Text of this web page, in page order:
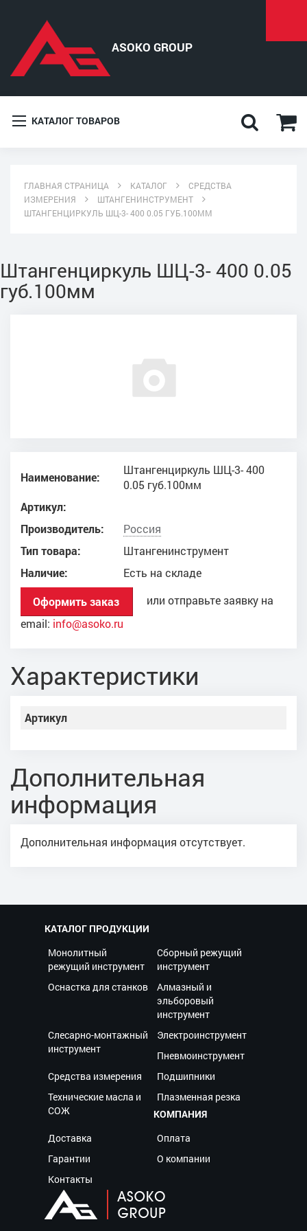
КАТАЛОГ ТОВАРОВ
ГЛАВНАЯ СТРАНИЦА КАТАЛОГ
СРЕДСТВА
ИЗМЕРЕНИЯ
ШТАНГЕНИНСТРУМЕНТ
ШТАНГЕНЦИРКУЛЬ ШЦ-3- 400 0.05 ГУБ.100ММ
Штангенциркуль ШЦ-3- 400 0.05
губ.100мм
Наименование:
Штангенциркуль ШЦ-3- 400
0.05 губ.100мм
Артикул:
Производитель:
Россия
Тип товара:
Штангенинструмент
Наличие:
Есть на складе
Оформить заказ
или отправьте заявку на
email: info@asoko.ru
Характеристики
Артикул
Дополнительная
информация
Дополнительная информация отсутствует.
КАТАЛОГ ПРОДУКЦИИ
Монолитный
режущий инструмент
Сборный режущий
инструмент
Оснастка для станков
Алмазный и
эльборовый
инструмент
Слесарно-монтажный
инструмент
Электроинструмент
Пневмоинструмент
Средства измерения
Подшипники
Технические масла и
СОЖ
Плазменная резка
КОМПАНИЯ
Доставка
Оплата
Гарантии
О компании
Контакты